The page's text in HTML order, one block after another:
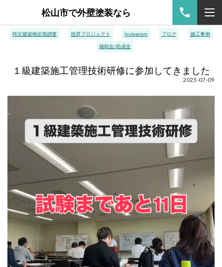
松山市で外壁塗装なら
特定建築物定期調査 技昇プロジェクト Instagram ブログ 施工事例
補助金/助成金
１級建築施工管理技術研修に参加してきました
2025-07-09